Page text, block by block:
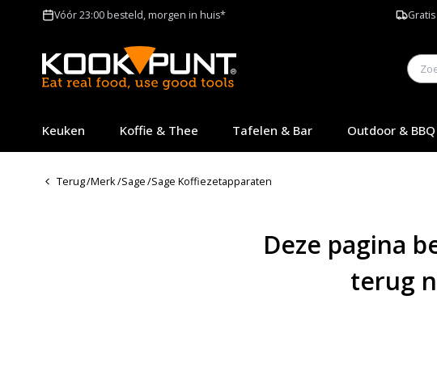
Vóór 23:00 besteld, morgen in huis*
Keuken Koffie & Thee Tafelen & Bar Outdoor & BBQ
Terug/Merk/Sage/Sage Koffiezetapparaten
Deze pagina
terug